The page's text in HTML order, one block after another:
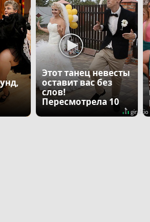
Этот танец невесты
оставит вас без
слов!
Пересмотрела 10